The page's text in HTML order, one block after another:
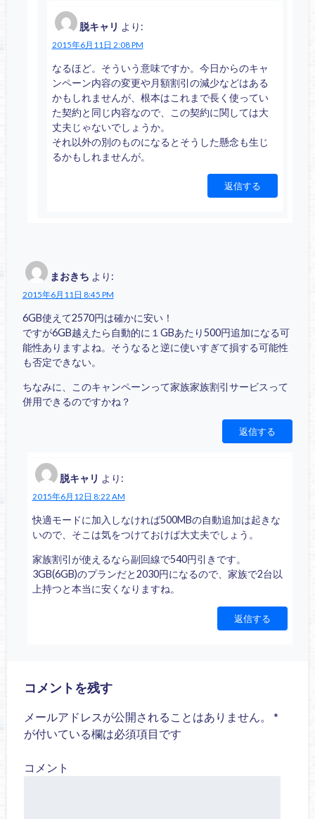
脱キャリ より:
2015年6月11日 2:08 PM
なるほど。そういう意味ですか。今日からのキャ
ンペーン内容の変更や月額割引の減少などはある
かもしれませんが、根本はこれまで長く使ってい
た契約と同じ内容なので、この契約に関しては大
丈夫じゃないでしょうか。
それ以外の別のものになるとそうした懸念も生じ
るかもしれませんが。
返信する
まおきち より:
2015年6月11日 8:45 PM
6GB使えて2570円は確かに安い！
ですが6GB越えたら自動的に１GBあたり500円追加になる可
能性ありますよね。そうなると逆に使いすぎて損する可能性
も否定できない。
ちなみに、このキャンペーンって家族家族割引サービスって
併用できるのですかね？
返信する
脱キャリ より:
2015年6月12日 8:22 AM
快適モードに加入しなければ500MBの自動追加は起きな
いので、そこは気をつけておけば大丈夫でしょう。
家族割引が使えるなら副回線で540円引きです。
3GB(6GB)のプランだと2030円になるので、家族で2台以
上持つと本当に安くなりますね。
返信する
コメントを残す
メールアドレスが公開されることはありません。
*
が付いている欄は必須項目です
コメント